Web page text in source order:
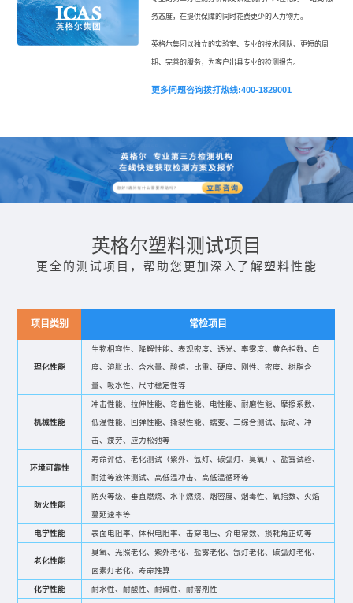
务态度，在提供保障的同时花费更少的人力物力。
英格尔集团以独立的实验室、专业的技术团队、更短的周
期、完善的服务，为客户出具专业的检测报告。
更多问题咨询拨打热线:400-1829001
英格尔塑料测试项目
更全的测试项目，帮助您更加深入了解塑料性能
项目类别 常检项目
理化性能
生物相容性、降解性能、表观密度、透光、率雾度、黄色指数、白
度、溶胀比、含水量、酸值、比重、硬度、刚性、密度、树脂含
量、吸水性、尺寸稳定性等
机械性能
冲击性能、拉伸性能、弯曲性能、电性能、耐磨性能、摩擦系数、
低温性能、回弹性能、撕裂性能、蠕变、三综合测试、振动、冲
击、疲劳、应力松弛等
环境可靠性
寿命评估、老化测试（紫外、氙灯、碳弧灯、臭氧）、盐雾试验、
耐油等液体测试、高低温冲击、高低温循环等
防火性能
防火等级、垂直燃烧、水平燃烧、烟密度、烟毒性、氧指数、火焰
蔓延速率等
电学性能 表面电阻率、体积电阻率、击穿电压、介电常数、损耗角正切等
老化性能
臭氧、光照老化、紫外老化、盐雾老化、氙灯老化、碳弧灯老化、
卤素灯老化、寿命推算
化学性能 耐水性、耐酸性、耐碱性、耐溶剂性